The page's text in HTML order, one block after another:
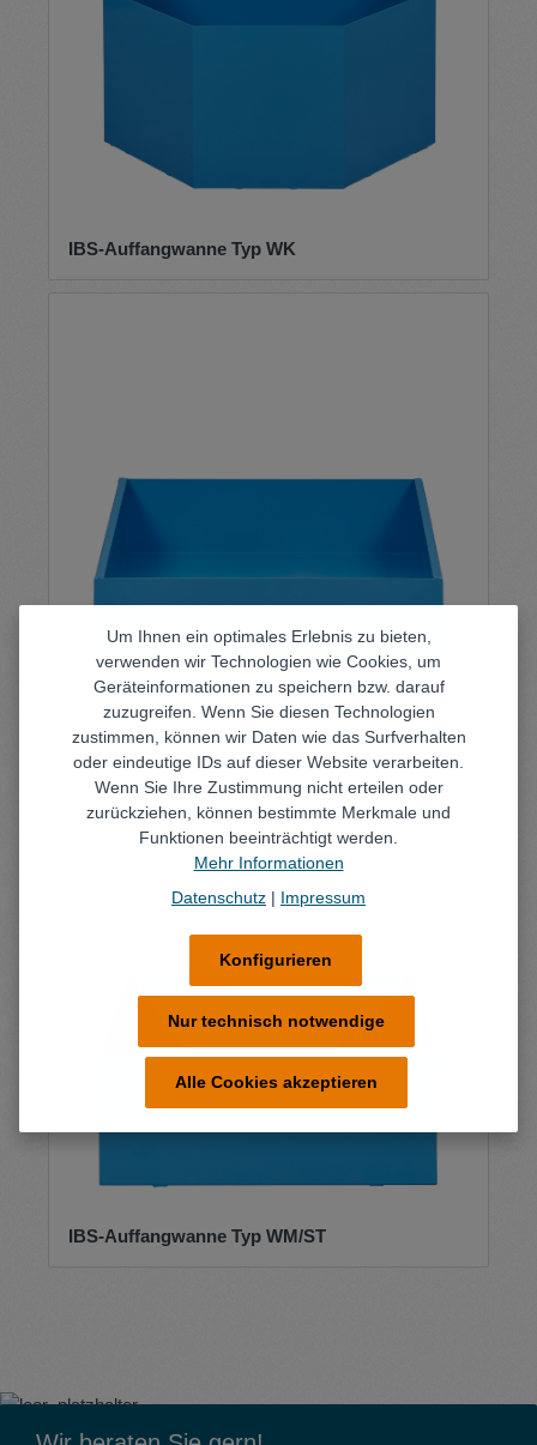
IBS-Auffangwanne Typ WK
IBS-Auffangwanne Typ WK-50
IBS-Auffangwanne Typ WM/ST
Um Ihnen ein optimales Erlebnis zu bieten,
verwenden wir Technologien wie Cookies, um
Geräteinformationen zu speichern bzw. darauf
zuzugreifen. Wenn Sie diesen Technologien
zustimmen, können wir Daten wie das Surfverhalten
oder eindeutige IDs auf dieser Website verarbeiten.
Wenn Sie Ihre Zustimmung nicht erteilen oder
zurückziehen, können bestimmte Merkmale und
Funktionen beeinträchtigt werden.
Mehr Informationen
Datenschutz | Impressum
Nur technisch notwendige
Konfigurieren
Alle Cookies akzeptieren